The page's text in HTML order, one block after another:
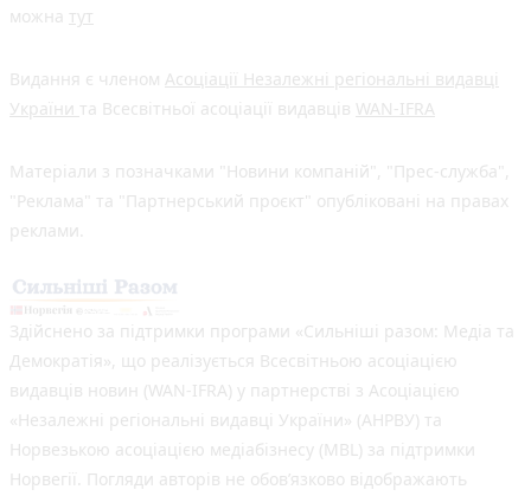
можна тут
Видання є членом Асоціації Незалежні регіональні видавці
України та Всесвітньої асоціації видавців WAN-IFRA
Матеріали з позначками "Новини компаній", "Прес-служба",
"Реклама" та "Партнерський проєкт" опубліковані на правах
реклами.
Здійснено за підтримки програми «Сильніші разом: Медіа та
Демократія», що реалізується Всесвітньою асоціацією
видавців новин (WAN-IFRA) у партнерстві з Асоціацією
«Незалежні регіональні видавці України» (АНРВУ) та
Норвезькою асоціацією медіабізнесу (MBL) за підтримки
Норвегії. Погляди авторів не обов’язково відображають